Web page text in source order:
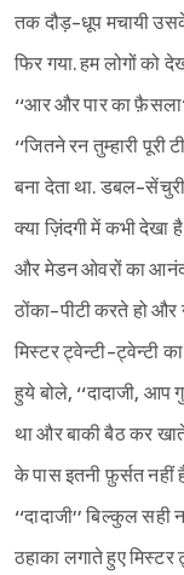
तक दौड़-धूप मचायी उसके
फिर गया. हम लोगों को
‘‘आर और पार का
‘‘जितने रन तुम्हारी
बना देता था. डबल-
क्या ज़िंदगी में कभी देखा
और मेडन ओवरों का आनंद
ठोंका-पीटी करते हो और
मिस्टर ट्वेन्टी-ट्वेन्टी
हुये बोले, ‘‘दादाजी,
था और बाकी बैठ कर
के पास इतनी फ़ुर्सत नहीं
‘‘दादाजी’’ बिल्कुल
ठहाका लगाते हुए मिस्टर